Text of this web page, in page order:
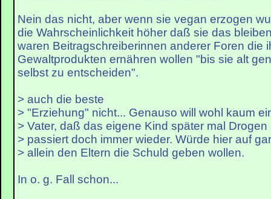
Nein das nicht, aber wenn sie vegan erzogen
die Wahrscheinlichkeit höher daß sie das
waren Beitragschreiberinnen anderer Foren die
Gewaltprodukten ernähren wollen "bis sie alt
selbst zu entscheiden".
> auch die beste
> "Erziehung" nicht... Genauso will wohl kaum
> Vater, daß das eigene Kind später mal
> passiert doch immer wieder. Würde hier auf
> allein den Eltern die Schuld geben wollen.
In o. g. Fall schon...